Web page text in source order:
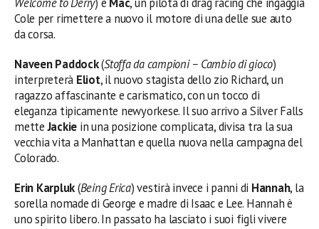
Cole per rimettere a nuovo il motore di una delle sue auto
da corsa.
Naveen Paddock(Stoffa da campioni – Cambio di gioco)
interpreterà Eliot, il nuovo stagista dello zio Richard, un
ragazzo affascinante e carismatico, con un tocco di
eleganza tipicamente newyorkese. Il suo arrivo a Silver Falls
metteJackie in una posizione complicata, divisa tra la sua
vecchia vita a Manhattan e quella nuova nella campagna del
Colorado.
Erin Karpluk(Being Erica) vestirà invece i panni di Hannah, la
sorella nomade di George e madre di Isaac e Lee. Hannah è
uno spirito libero. In passato ha lasciato i suoi figli vivere